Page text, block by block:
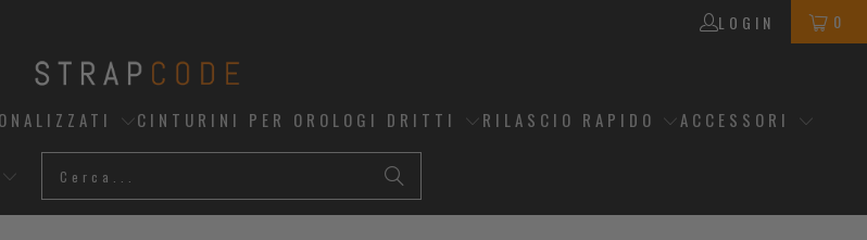
LOGIN 0
CINTURINI PER OROLOGI DRITTI RILASCIO RAPIDO ACCESSORI